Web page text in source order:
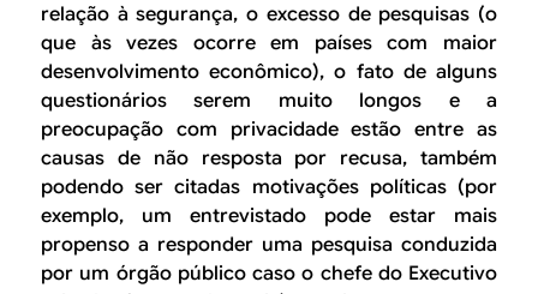
relação à segurança, o excesso de pesquisas (o
que às vezes ocorre em países com maior
desenvolvimento econômico), o fato de alguns
questionários serem muito longos e a
preocupação com privacidade estão entre as
causas de não resposta por recusa, também
podendo ser citadas motivações políticas (por
exemplo, um entrevistado pode estar mais
propenso a responder uma pesquisa conduzida
por um órgão público caso o chefe do Executivo